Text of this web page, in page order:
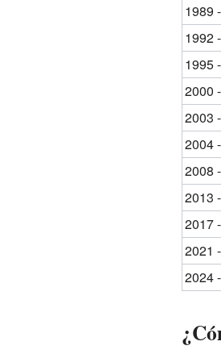
1989
1992
1995
2000
2003
2004
2008
2013
2017
2021
2024